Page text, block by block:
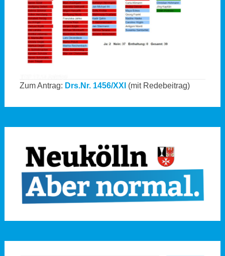
Zum Antrag: Drs.Nr. 1456/XXI (mit Redebeitrag)